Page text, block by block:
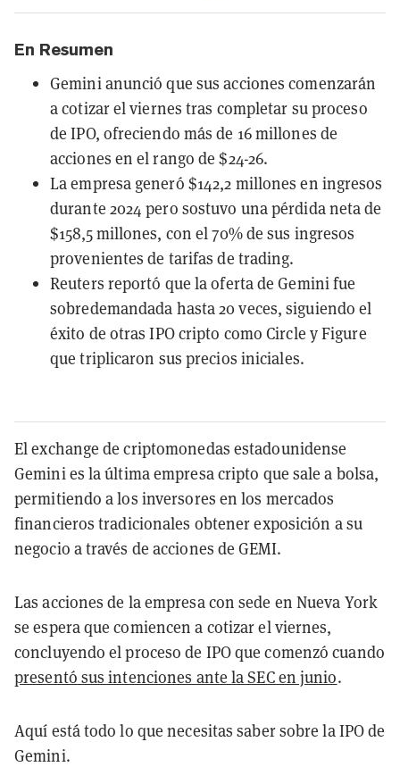
En Resumen
Gemini anunció que sus acciones comenzarán
a cotizar el viernes tras completar su proceso
de IPO, ofreciendo más de 16 millones de
acciones en el rango de $24-26.
La empresa generó $142,2 millones en ingresos
durante 2024 pero sostuvo una pérdida neta de
$158,5 millones, con el 70% de sus ingresos
provenientes de tarifas de trading.
Reuters reportó que la oferta de Gemini fue
sobredemandada hasta 20 veces, siguiendo el
éxito de otras IPO cripto como Circle y Figure
que triplicaron sus precios iniciales.
El exchange de criptomonedas estadounidense
Gemini es la última empresa cripto que sale a bolsa,
permitiendo a los inversores en los mercados
financieros tradicionales obtener exposición a su
negocio a través de acciones de GEMI.
Las acciones de la empresa con sede en Nueva York
se espera que comiencen a cotizar el viernes,
concluyendo el proceso de IPO que comenzó cuando
presentó sus intenciones ante la SEC en junio.
Aquí está todo lo que necesitas saber sobre la IPO de
Gemini.